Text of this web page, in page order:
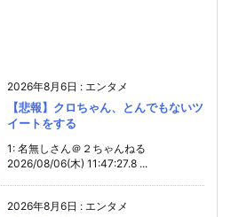
2026年8月6日 : エンタメ
【悲報】クロちゃん、とんでもないツ
イートをする
1: 名無しさん＠２ちゃんねる
2026/08/06(木) 11:47:27.8 ...
2026年8月6日 : エンタメ